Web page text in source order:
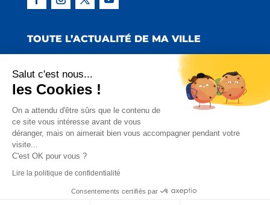
TOUTE L’ACTUALITÉ DE MA VILLE
Copyright © 2022 Mairie de Claira | Réalisation
:Emmaluc Communication
Mentions Légales
Charte Facebook
Salut c'est nous...
les Cookies !
On a attendu d'être sûrs que le contenu de
ce site vous intéresse avant de vous
déranger, mais on aimerait bien vous accompagner pendant votre
visite...
C'est OK pour vous ?
Lire la politique de confidentialité
Consentements certifiés par